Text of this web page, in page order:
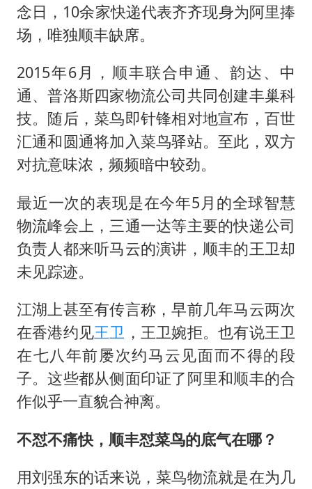
念日，10余家快递代表齐齐现身为阿里捧
场，唯独顺丰缺席。
2015年6月，顺丰联合申通、韵达、中
通、普洛斯四家物流公司共同创建丰巢科
技。随后，菜鸟即针锋相对地宣布，百世
汇通和圆通将加入菜鸟驿站。至此，双方
对抗意味浓，频频暗中较劲。
最近一次的表现是在今年5月的全球智慧
物流峰会上，三通一达等主要的快递公司
负责人都来听马云的演讲，顺丰的王卫却
未见踪迹。
江湖上甚至有传言称，早前几年马云两次
在香港约见王卫 ，王卫婉拒。也有说王卫
在七八年前屡次约马云见面而不得的段
子。这些都从侧面印证了阿里和顺丰的合
作似乎一直貌合神离。
不怼不痛快，顺丰怼菜鸟的底气在哪？
用刘强东的话来说，菜鸟物流就是在为几